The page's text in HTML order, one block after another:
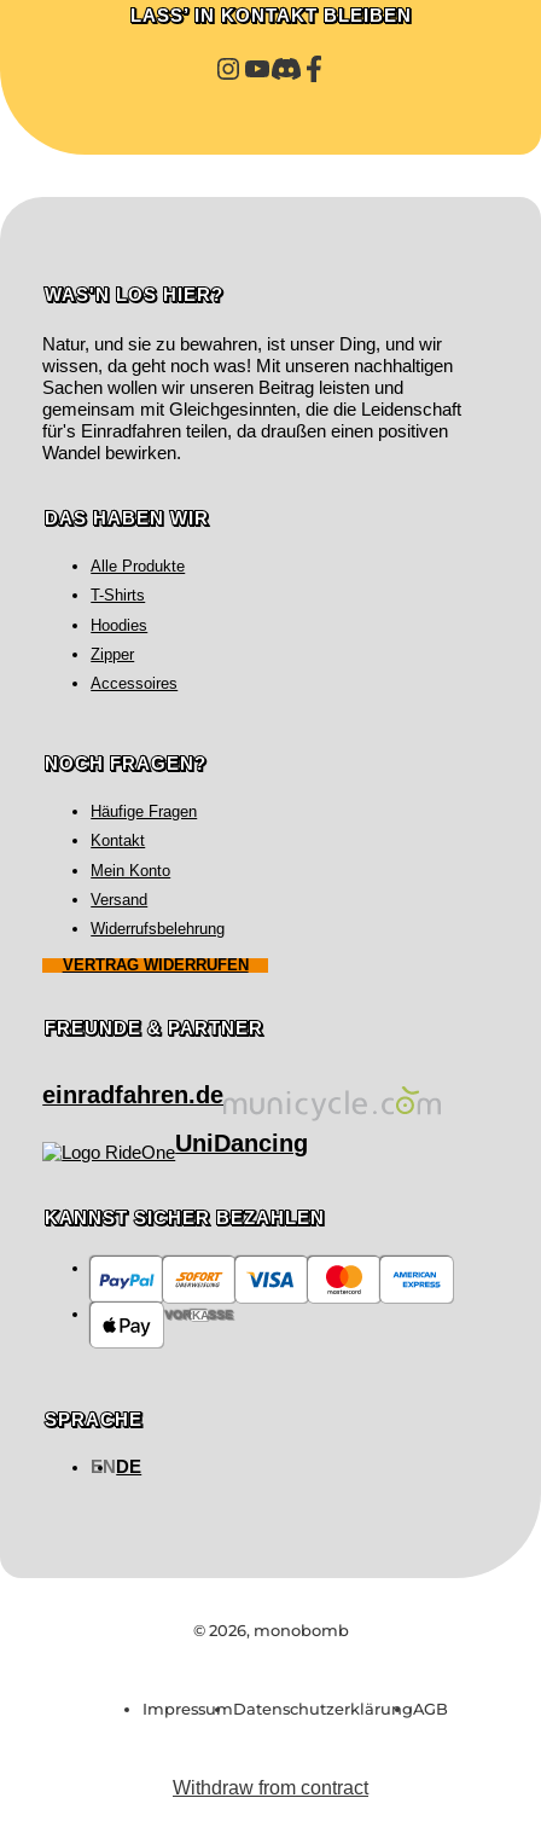
LASS’ IN KONTAKT BLEIBEN
WAS'N LOS HIER?
Natur, und sie zu bewahren, ist unser Ding, und wir
wissen, da geht noch was! Mit unseren nachhaltigen
Sachen wollen wir unseren Beitrag leisten und
gemeinsam mit Gleichgesinnten, die die Leidenschaft
für's Einradfahren teilen, da draußen einen positiven
Wandel bewirken.
DAS HABEN WIR
Alle Produkte
T-Shirts
Hoodies
Zipper
Accessoires
NOCH FRAGEN?
Häufige Fragen
Kontakt
Mein Konto
Versand
Widerrufsbelehrung
VERTRAG WIDERRUFEN
FREUNDE & PARTNER
einradfahren.de
UniDancing
KANNST SICHER BEZAHLEN
VORKASSE
SPRACHE
EN DE
© 2026, monobomb
ImpressumDatenschutzerklärungAGB
Withdraw from contract